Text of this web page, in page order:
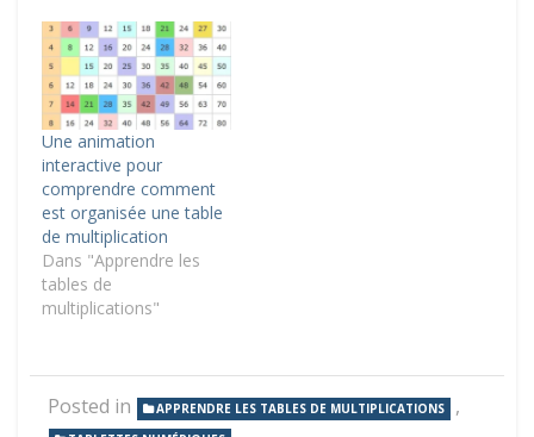
Une animation
interactive pour
comprendre comment
est organisée une table
de multiplication
Dans "Apprendre les
tables de
multiplications"
Posted in APPRENDRE LES TABLES DE MULTIPLICATIONS ,